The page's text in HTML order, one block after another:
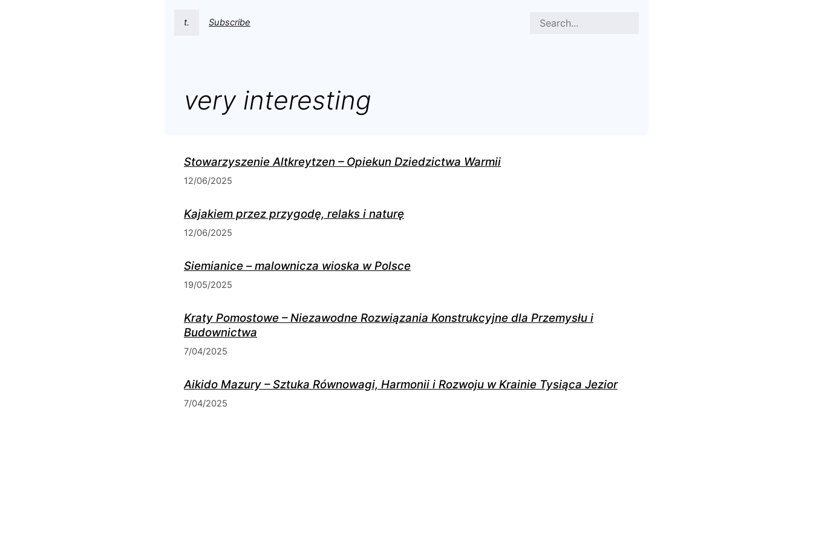
t. Subscribe
very interesting
Stowarzyszenie Altkreytzen – Opiekun Dziedzictwa Warmii
12/06/2025
Kajakiem przez przygodę, relaks i naturę
12/06/2025
Siemianice – malownicza wioska w Polsce
19/05/2025
Kraty Pomostowe – Niezawodne Rozwiązania Konstrukcyjne dla Przemysłu i
Budownictwa
7/04/2025
Aikido Mazury – Sztuka Równowagi, Harmonii i Rozwoju w Krainie Tysiąca Jezior
7/04/2025